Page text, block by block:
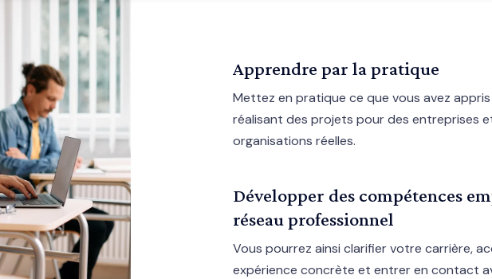
Apprendre par la pratique
Mettez en pratique ce que vous avez appris
réalisant des projets pour des entreprises
organisations réelles.
Développer des compétences
réseau professionnel
Vous pourrez ainsi clarifier votre carrière,
expérience concrète et entrer en contact